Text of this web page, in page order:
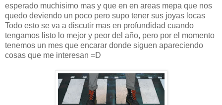
esperado muchisimo mas y que en en areas mepa que nos
quedo deviendo un poco pero supo tener sus joyas locas
Todo esto se va a discutir mas en profundidad cuando
tengamos listo lo mejor y peor del año, pero por el momento
tenemos un mes que encarar donde siguen apareciendo
cosas que me interesan =D